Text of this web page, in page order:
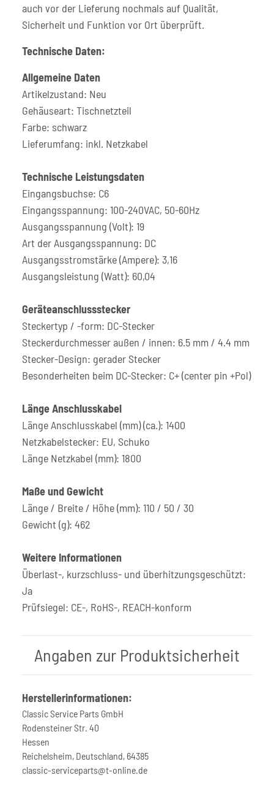
auch vor der Lieferung nochmals auf Qualität,
Sicherheit und Funktion vor Ort überprüft.
Technische Daten:
Allgemeine Daten
Artikelzustand: Neu
Gehäuseart: Tischnetzteil
Farbe: schwarz
Lieferumfang: inkl. Netzkabel
Technische Leistungsdaten
Eingangsbuchse: C6
Eingangsspannung: 100-240VAC, 50-60Hz
Ausgangsspannung (Volt): 19
Art der Ausgangsspannung: DC
Ausgangsstromstärke (Ampere): 3,16
Ausgangsleistung (Watt): 60,04
Geräteanschlussstecker
Steckertyp / -form: DC-Stecker
Steckerdurchmesser außen / innen: 6.5 mm / 4.4 mm
Stecker-Design: gerader Stecker
Besonderheiten beim DC-Stecker: C+ (center pin +Pol)
Länge Anschlusskabel
Länge Anschlusskabel (mm) (ca.): 1400
Netzkabelstecker: EU, Schuko
Länge Netzkabel (mm): 1800
Maße und Gewicht
Länge / Breite / Höhe (mm): 110 / 50 / 30
Gewicht (g): 462
Weitere Informationen
Überlast-, kurzschluss- und überhitzungsgeschützt:
Ja
Prüfsiegel: CE-, RoHS-, REACH-konform
Angaben zur Produktsicherheit
Herstellerinformationen:
Classic Service Parts GmbH
Rodensteiner Str. 40
Hessen
Reichelsheim, Deutschland, 64385
classic-serviceparts@t-online.de